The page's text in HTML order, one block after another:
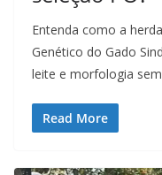
Entenda como a
Genético do Gado
leite e morfologia
Read More